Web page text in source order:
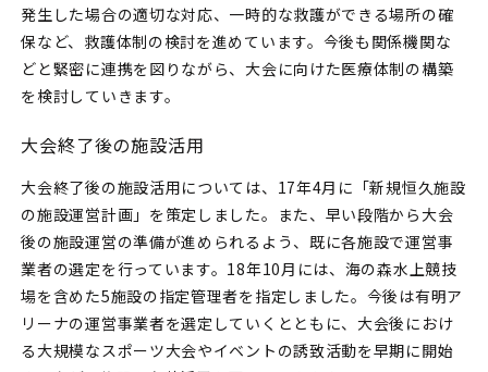
発生した場合の適切な対応、一時的な救護ができる場所の確
保など、救護体制の検討を進めています。今後も関係機関な
どと緊密に連携を図りながら、大会に向けた医療体制の構築
を検討していきます。
大会終了後の施設活用
大会終了後の施設活用については、17年4月に「新規恒久施設
の施設運営計画」を策定しました。また、早い段階から大会
後の施設運営の準備が進められるよう、既に各施設で運営事
業者の選定を行っています。18年10月には、海の森水上競技
場を含めた5施設の指定管理者を指定しました。今後は有明ア
リーナの運営事業者を選定していくとともに、大会後におけ
る大規模なスポーツ大会やイベントの誘致活動を早期に開始